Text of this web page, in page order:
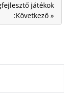
játékok
:Következő »